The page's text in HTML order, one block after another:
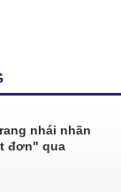
nhái nhãn
đơn" qua